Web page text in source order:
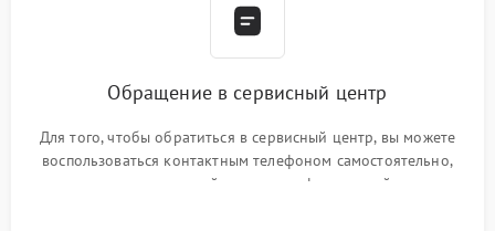
Обращение в сервисный центр
Для того, чтобы обратиться в сервисный центр, вы можете
воспользоваться контактным телефоном самостоятельно,
или оставить свой номер телефона на сайте